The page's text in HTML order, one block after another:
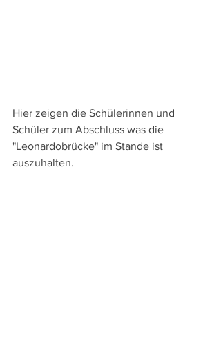
Hier zeigen die Schülerinnen und
Schüler zum Abschluss was die
"Leonardobrücke" im Stande ist
auszuhalten.